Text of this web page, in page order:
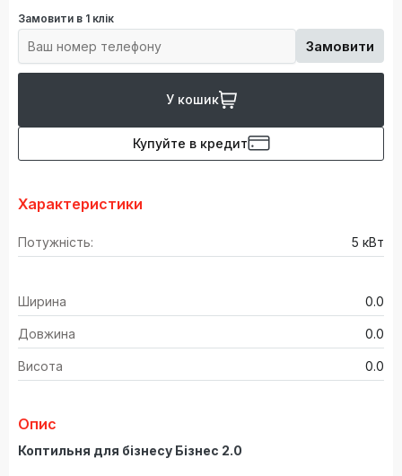
Замовити в 1 клік
Замовити
У кошик
Купуйте в кредит
Характеристики
Потужність: 5 кВт
Ширина 0.0
Довжина 0.0
Висота 0.0
Опис
Коптильня для бізнесу Бізнес 2.0